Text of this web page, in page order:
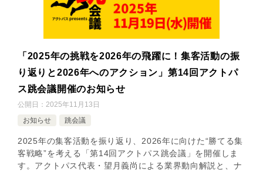
「2025年の挑戦を2026年の飛躍に！集客活動の振
り返りと2026年へのアクション」第14回アクトパ
ス跳会議開催のお知らせ
公開日： 2025年11月13日
お知らせ
跳会議
2025年の集客活動を振り返り、2026年に向けた“勝てる集
客戦略”を考える「第14回アクトパス跳会議」を開催しま
す。アクトパス代表・望月義尚による業界動向解説と、ナ